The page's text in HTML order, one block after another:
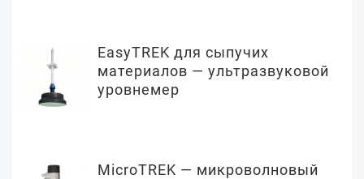
EasyTREK для сыпучих
материалов — ультразвуковой
уровнемер
MicroTREK — микроволновый